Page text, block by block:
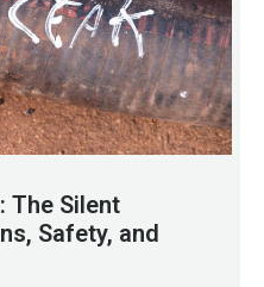
The Silent
Safety, and